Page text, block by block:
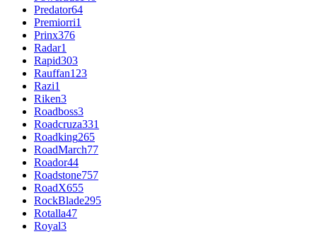
Predator64
Premiorri1
Prinx376
Radar1
Rapid303
Rauffan123
Razi1
Riken3
Roadboss3
Roadcruza331
Roadking265
RoadMarch77
Roador44
Roadstone757
RoadX655
RockBlade295
Rotalla47
Royal3